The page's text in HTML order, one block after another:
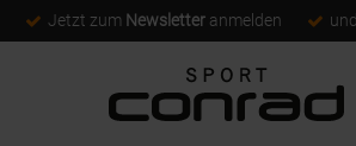
Jetzt zum Newsletter anmelden und